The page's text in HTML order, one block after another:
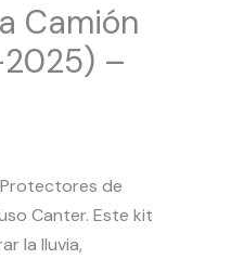
Camión
–
Protectores de
Canter. Este kit
la lluvia,